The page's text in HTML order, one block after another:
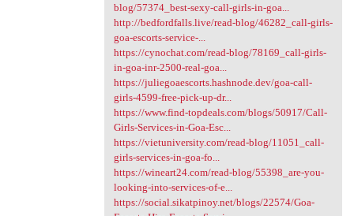
blog/57374_best-sexy-call-girls-in-goa...
http://bedfordfalls.live/read-blog/46282_call-girls-
goa-escorts-service-...
https://cynochat.com/read-blog/78169_call-girls-
in-goa-inr-2500-real-goa...
https://juliegoaescorts.hashnode.dev/goa-call-
girls-4599-free-pick-up-dr...
https://www.find-topdeals.com/blogs/50917/Call-
Girls-Services-in-Goa-Esc...
https://vietuniversity.com/read-blog/11051_call-
girls-services-in-goa-fo...
https://wineart24.com/read-blog/55398_are-you-
looking-into-services-of-e...
https://social.sikatpinoy.net/blogs/22574/Goa-